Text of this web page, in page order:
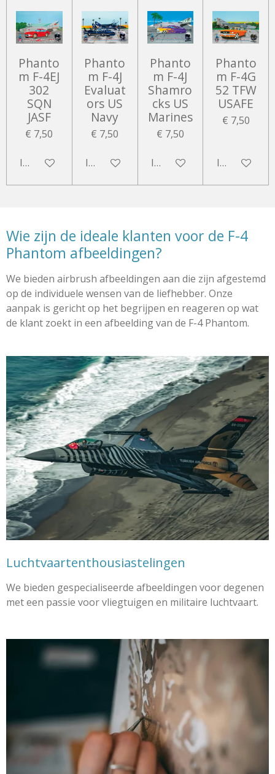
Phanto
m F-4EJ
302
SQN
JASF
€ 7,50
In winkelwagen
Phanto
m F-4J
Evaluat
ors US
Navy
€ 7,50
In winkelwagen
Phanto
m F-4J
Shamro
cks US
Marines
€ 7,50
In winkelwagen
Phanto
m F-4G
52 TFW
USAFE
€ 7,50
In
Wie zijn de ideale klanten voor de F-4
Phantom afbeeldingen?
We bieden airbrush afbeeldingen aan die zijn afgestemd
op de individuele wensen van de liefhebber. Onze
aanpak is gericht op het begrijpen en reageren op wat
de klant zoekt in een afbeelding van de F-4 Phantom.
Luchtvaartenthousiastelingen
We bieden gespecialiseerde afbeeldingen voor degenen
met een passie voor vliegtuigen en militaire luchtvaart.